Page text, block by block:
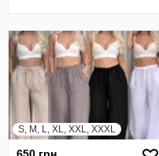
S, M, L, XL, XXL, XXXL